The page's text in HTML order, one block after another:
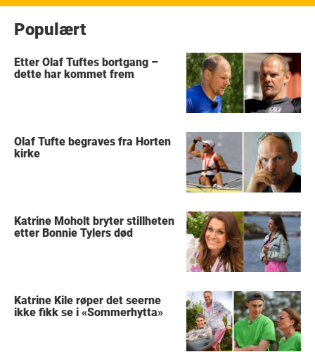
Populært
Etter Olaf Tuftes bortgang –
dette har kommet frem
Olaf Tufte begraves fra Horten
kirke
Katrine Moholt bryter stillheten
etter Bonnie Tylers død
Katrine Kile røper det seerne
ikke fikk se i «Sommerhytta»